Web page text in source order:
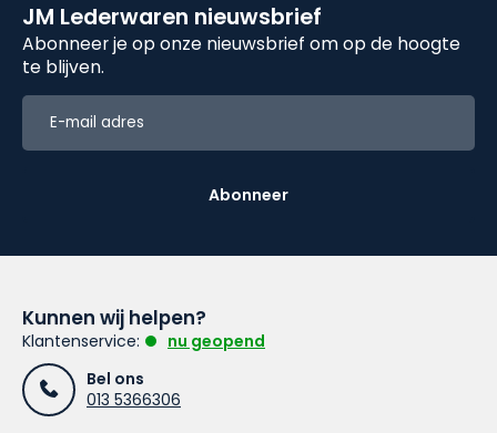
JM Lederwaren nieuwsbrief
Abonneer je op onze nieuwsbrief om op de hoogte
te blijven.
Abonneer
Kunnen wij helpen?
Klantenservice:
nu geopend
Bel ons
013 5366306